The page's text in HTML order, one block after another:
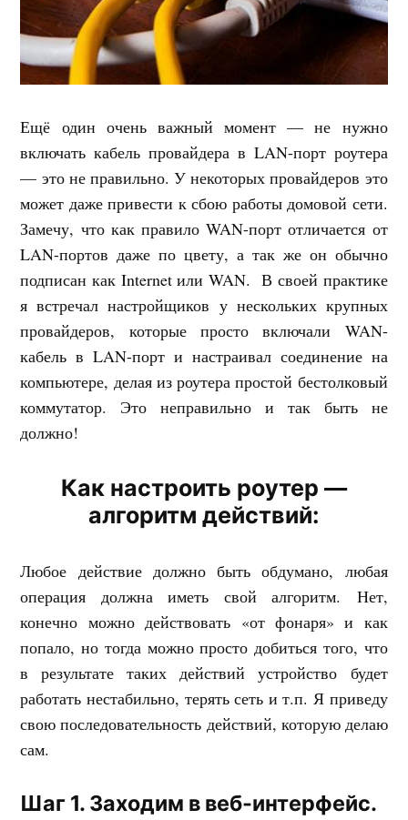
Ещё один очень важный момент — не нужно
включать кабель провайдера в LAN-порт роутера
— это не правильно. У некоторых провайдеров это
может даже привести к сбою работы домовой сети.
Замечу, что как правило WAN-порт отличается от
LAN-портов даже по цвету, а так же он обычно
подписан как Internet или WAN. В своей практике
я встречал настройщиков у нескольких крупных
провайдеров, которые просто включали WAN-
кабель в LAN-порт и настраивал соединение на
компьютере, делая из роутера простой бестолковый
коммутатор. Это неправильно и так быть не
должно!
Как настроить роутер —
алгоритм действий:
Любое действие должно быть обдумано, любая
операция должна иметь свой алгоритм. Нет,
конечно можно действовать «от фонаря» и как
попало, но тогда можно просто добиться того, что
в результате таких действий устройство будет
работать нестабильно, терять сеть и т.п. Я приведу
свою последовательность действий, которую делаю
сам.
Шаг 1. Заходим в веб-интерфейс.